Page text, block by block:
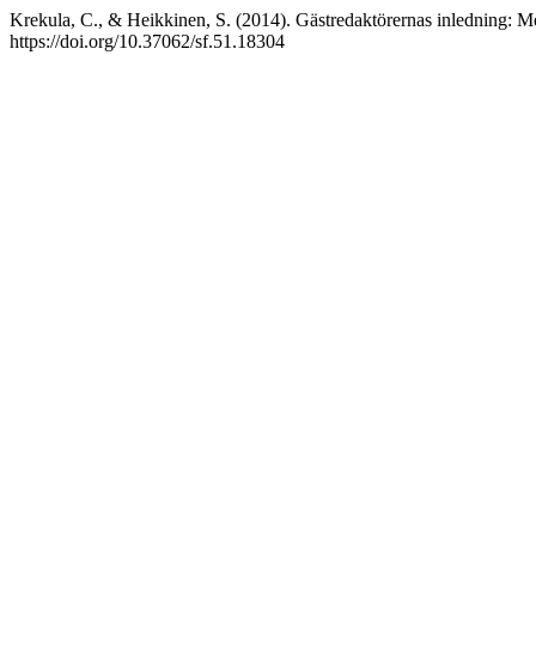
Krekula, C., & Heikkinen, S. (2014). Gästredaktörernas inledning:
https://doi.org/10.37062/sf.51.18304